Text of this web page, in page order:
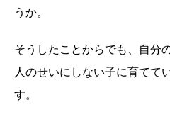
うか。
そうしたことからでも、自分
人のせいにしない子に育てて
す。